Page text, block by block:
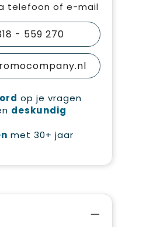
telefoon of e-mail
- 559 270
op je vragen
deskundig
met 30+ jaar